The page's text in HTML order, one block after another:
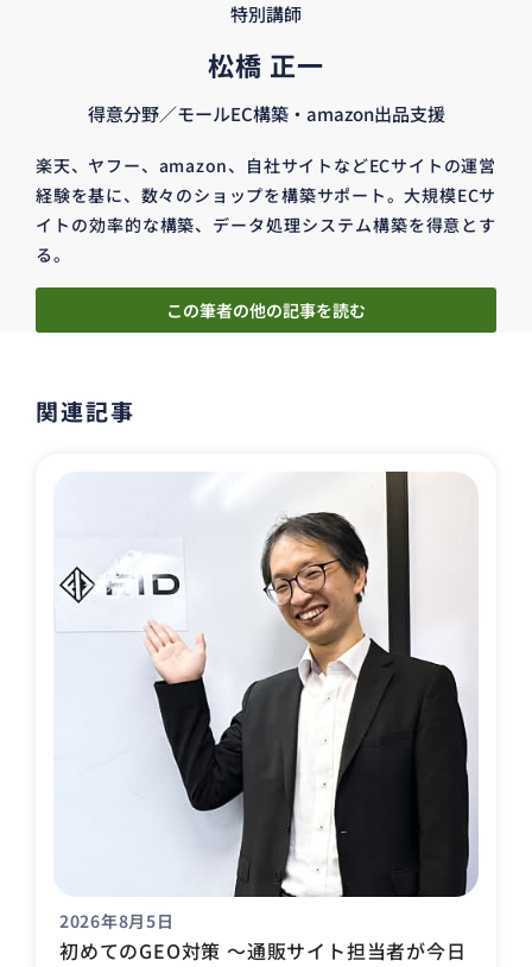
特別講師
松橋 正一
得意分野／モールEC構築・amazon出品支援
楽天、ヤフー、amazon、自社サイトなどECサイトの運営
経験を基に、数々のショップを構築サポート。大規模ECサ
イトの効率的な構築、データ処理システム構築を得意とす
る。
この筆者の他の記事を読む
関連記事
2026年8月5日
初めてのGEO対策 〜通販サイト担当者が今日